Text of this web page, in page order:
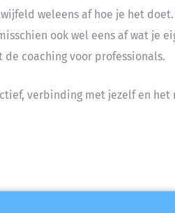
weleens af hoe je het
ook wel eens af wat
de coaching voor professionals.
verbinding met jezelf en